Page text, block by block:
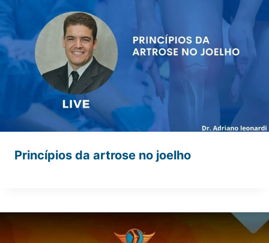
Princípios da artrose no joelho